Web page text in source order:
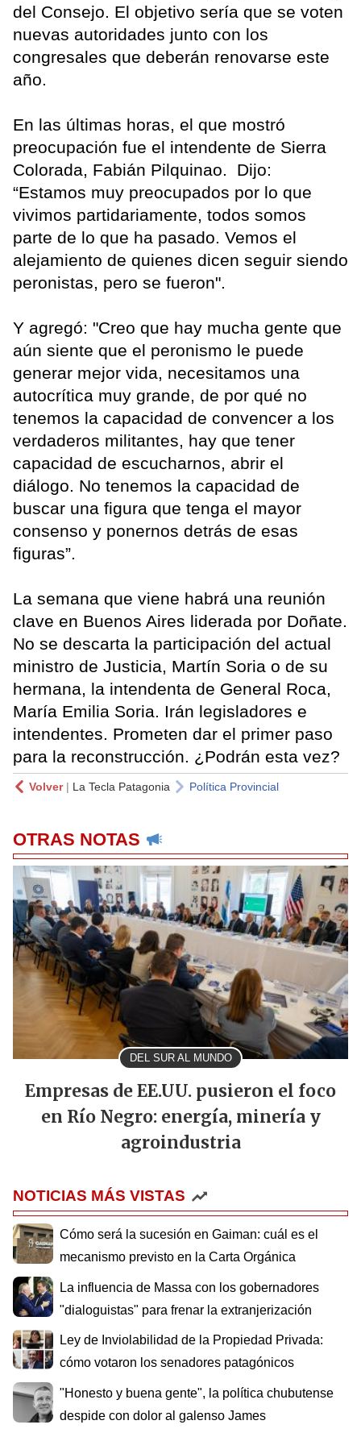
del Consejo. El objetivo sería que se voten
nuevas autoridades junto con los
congresales que deberán renovarse este
año.
En las últimas horas, el que mostró
preocupación fue el intendente de Sierra
Colorada, Fabián Pilquinao. Dijo:
“Estamos muy preocupados por lo que
vivimos partidariamente, todos somos
parte de lo que ha pasado. Vemos el
alejamiento de quienes dicen seguir siendo
peronistas, pero se fueron".
Y agregó: "Creo que hay mucha gente que
aún siente que el peronismo le puede
generar mejor vida, necesitamos una
autocrítica muy grande, de por qué no
tenemos la capacidad de convencer a los
verdaderos militantes, hay que tener
capacidad de escucharnos, abrir el
diálogo. No tenemos la capacidad de
buscar una figura que tenga el mayor
consenso y ponernos detrás de esas
figuras”.
La semana que viene habrá una reunión
clave en Buenos Aires liderada por Doñate.
No se descarta la participación del actual
ministro de Justicia, Martín Soria o de su
hermana, la intendenta de General Roca,
María Emilia Soria. Irán legisladores e
intendentes. Prometen dar el primer paso
para la reconstrucción. ¿Podrán esta vez?
Volver| La Tecla Patagonia Política Provincial
OTRAS NOTAS
DEL SUR AL MUNDO
Empresas de EE.UU. pusieron el foco
en Río Negro: energía, minería y
agroindustria
NOTICIAS MÁS VISTAS
Cómo será la sucesión en Gaiman: cuál es el
mecanismo previsto en la Carta Orgánica
La influencia de Massa con los gobernadores
"dialoguistas" para frenar la extranjerización
Ley de Inviolabilidad de la Propiedad Privada:
cómo votaron los senadores patagónicos
"Honesto y buena gente", la política chubutense
despide con dolor al galenso James